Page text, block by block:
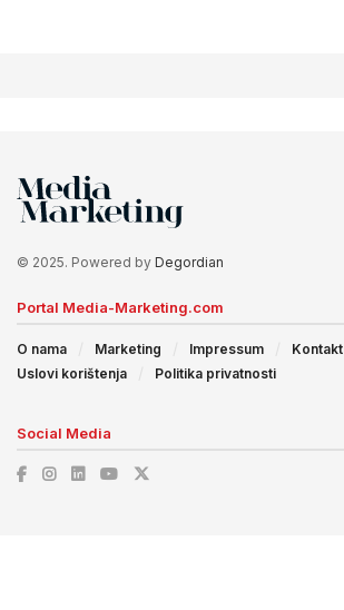
© 2025. Powered by Degordian
Portal Media-Marketing.com
O nama Marketing Impressum
Kontakt
Uslovi korištenja
Politika privatnosti
Social Media